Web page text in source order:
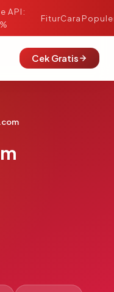
API:
FiturCara
Cek Gratis